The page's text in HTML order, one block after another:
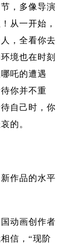
，多像导演
从一开始，
，全看你去
境也在时刻
吒的遭遇
你并不重
自己时，你
的。
作品的水平
动画创作者
信，“现阶